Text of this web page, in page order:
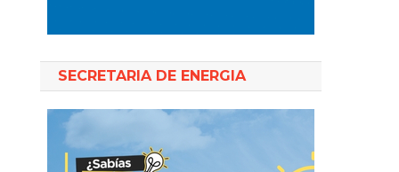
SECRETARIA DE ENERGIA